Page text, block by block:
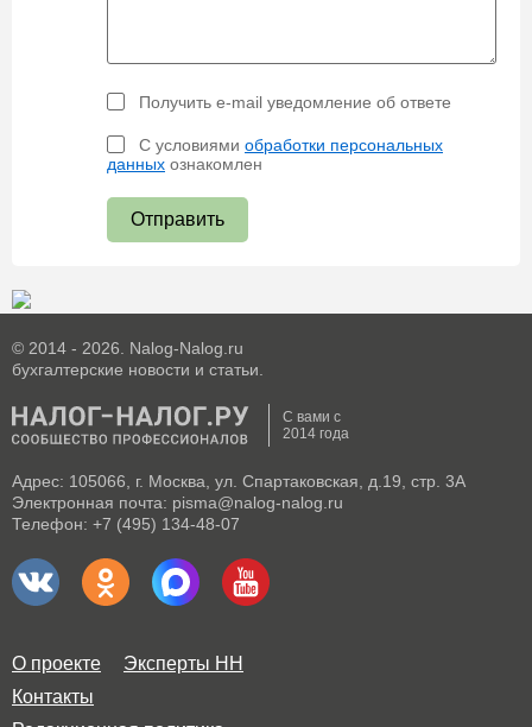
Получить e-mail уведомление об ответе
С условиями обработки персональных
данных ознакомлен
Отправить
© 2014 - 2026. Nalog-Nalog.ru
бухгалтерские новости и статьи.
С вами с
2014 года
Адрес: 105066, г. Москва, ул. Спартаковская, д.19, стр. 3А
Электронная почта: pisma@nalog-nalog.ru
Телефон: +7 (495) 134-48-07
О проекте
Эксперты НН
Контакты